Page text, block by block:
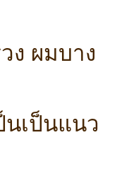
ผมบาง
นเป็นแนว